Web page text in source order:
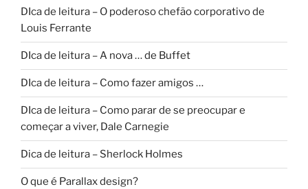
DIca de leitura – O poderoso chefão corporativo de
Louis Ferrante
DIca de leitura – A nova … de Buffet
DIca de leitura – Como fazer amigos …
DIca de leitura – Como parar de se preocupar e
começar a viver, Dale Carnegie
Dica de leitura – Sherlock Holmes
O que é Parallax design?